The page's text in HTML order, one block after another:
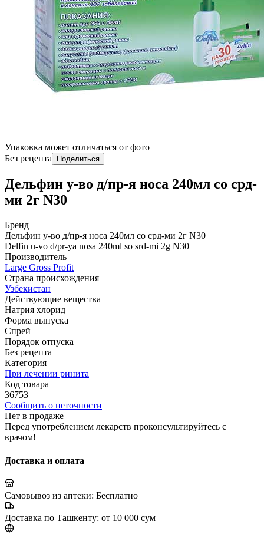
Упаковка может отличаться от фото
Без рецепта
Поделиться
Дельфин у-во д/пр-я носа 240мл со срд-
ми 2г N30
Бренд
Дельфин у-во д/пр-я носа 240мл со срд-ми 2г N30
Delfin u-vo d/pr-ya nosa 240ml so srd-mi 2g N30
Производитель
Large Gross Profit
Страна происхождения
Узбекистан
Действующие вещества
Натрия хлорид
Форма выпуска
Спрей
Порядок отпуска
Без рецепта
Категория
При лечении ринита
Код товара
36753
Сообщить о неточности
Нет в продаже
Перед употреблением лекарств проконсультируйтесь с
врачом!
Доставка и оплата
Самовывоз из аптеки: Бесплатно
Доставка по Ташкенту: от 10 000 сум